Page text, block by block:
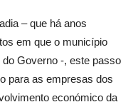
– que há anos
em que o município
Governo -, este passo
para as empresas dos
económico da